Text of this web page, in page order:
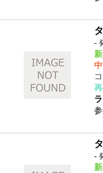
-
-